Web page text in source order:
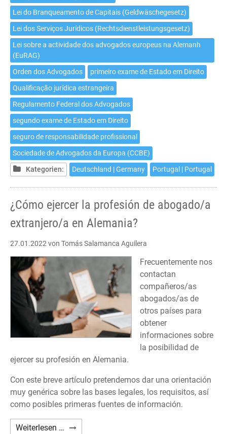
Lei do Branqueamento de Capitais (Geldwäschegesetz)
Lei dos Serviços Jurídicos (Rechtsdienstleistungsgesetz)
Lei sobre a actividade dos advogados europeus na Alemanh
(EuRAG)
Orden dos Advogados
primeiro exame de Estado em Direito
Qualificação jurídica estrangeira
Regulamento Federal dos Advogados
segundo exame de Estado em Direito
seguro de responsabilidade profissional
Sociedade de Advogados da Europa (CCBE)
Kategorien:
Deutschland | Germany Portugal | Portugal
¿Cómo ejercer la profesión de abogado/a
extranjero/a en Alemania?
27.01.2022 von Tomás Salamanca Aguilera
Frecuentemente nos
contactan
compañeros/as
abogados/as de
otros países para
obtener
informaciones sobre
la posibilidad de
ejercer su profesión en Alemania.
Con este breve artículo pretendemos dar una orientación
muy genérica sobre las bases legales, los requisitos, así
como posibles primeras fuentes de información.
Weiterlesen … ¿Cómo